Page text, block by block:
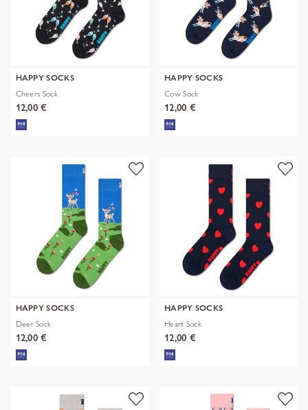
HAPPY SOCKS
Cheers Sock
12,00 €
HAPPY SOCKS
Cow Sock
12,00 €
HAPPY SOCKS
Deer Sock
12,00 €
HAPPY SOCKS
Heart Sock
12,00 €